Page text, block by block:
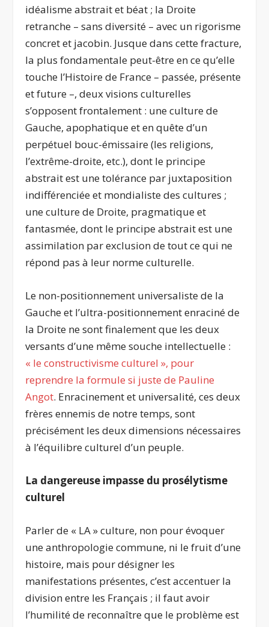
idéalisme abstrait et béat ; la Droite
retranche – sans diversité – avec un rigorisme
concret et jacobin. Jusque dans cette fracture,
la plus fondamentale peut-être en ce qu’elle
touche l’Histoire de France – passée, présente
et future –, deux visions culturelles
s’opposent frontalement : une culture de
Gauche, apophatique et en quête d’un
perpétuel bouc-émissaire (les religions,
l’extrême-droite, etc.), dont le principe
abstrait est une tolérance par juxtaposition
indifférenciée et mondialiste des cultures ;
une culture de Droite, pragmatique et
fantasmée, dont le principe abstrait est une
assimilation par exclusion de tout ce qui ne
répond pas à leur norme culturelle.
Le non-positionnement universaliste de la
Gauche et l’ultra-positionnement enraciné de
la Droite ne sont finalement que les deux
versants d’une même souche intellectuelle :
« le constructivisme culturel », pour
reprendre la formule si juste de Pauline
Angot. Enracinement et universalité, ces deux
frères ennemis de notre temps, sont
précisément les deux dimensions nécessaires
à l’équilibre culturel d’un peuple.
La dangereuse impasse du prosélytisme
culturel
Parler de « LA » culture, non pour évoquer
une anthropologie commune, ni le fruit d’une
histoire, mais pour désigner les
manifestations présentes, c’est accentuer la
division entre les Français ; il faut avoir
l’humilité de reconnaître que le problème est